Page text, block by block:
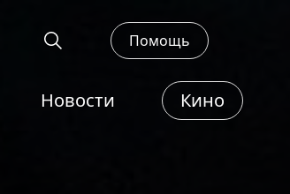
Помощь
Новости Кино